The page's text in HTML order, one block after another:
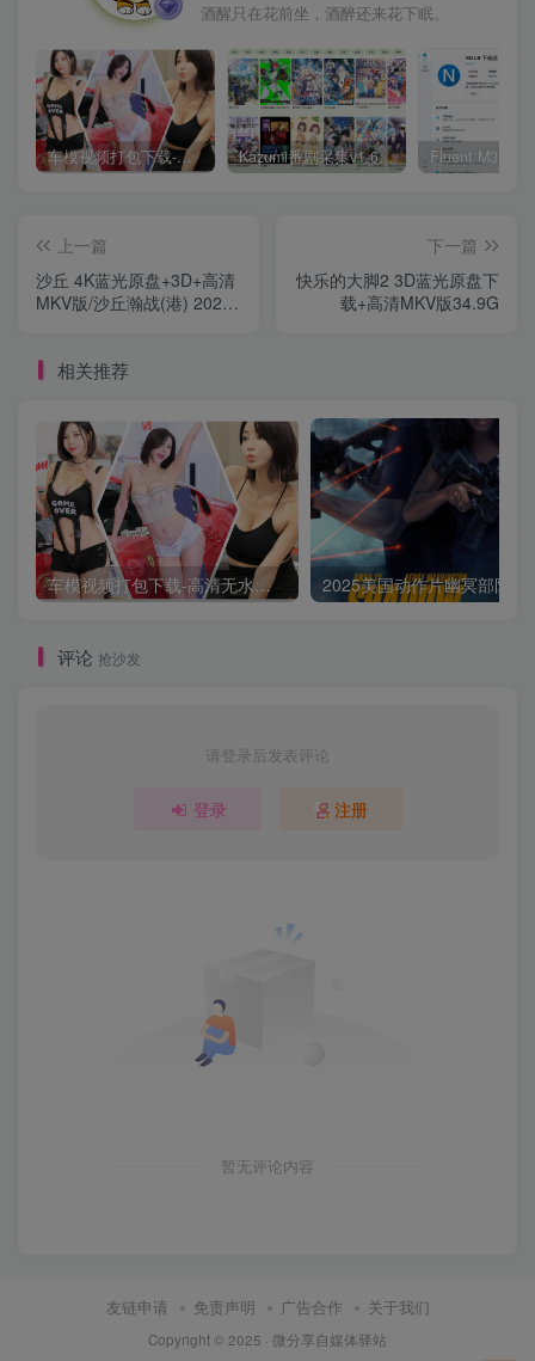
酒醒只在花前坐，酒醉还来花下眠。
车模视频打包下载-高清无水印版 Kazumi番剧采集v1.6.9：支持自定义规则+在线观看+弹幕，跨平台下载
上一篇
沙丘 4K蓝光原盘+3D+高清
MKV版/沙丘瀚战(港) 2021
下一篇
快乐的大脚2 3D蓝光原盘下
载+高清MKV版34.9G
相关推荐
车模视频打包下载-高清无水印版
评论 抢沙发
请登录后发表评论
登录 注册
暂无评论内容
友链申请 免责声明 广告合作 关于我们
Copyright © 2025 · 微分享自媒体驿站